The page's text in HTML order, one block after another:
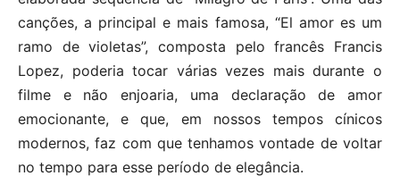
canções, a principal e mais famosa, “El amor es um
ramo de violetas”, composta pelo francês Francis
Lopez, poderia tocar várias vezes mais durante o
filme e não enjoaria, uma declaração de amor
emocionante, e que, em nossos tempos cínicos
modernos, faz com que tenhamos vontade de voltar
no tempo para esse período de elegância.